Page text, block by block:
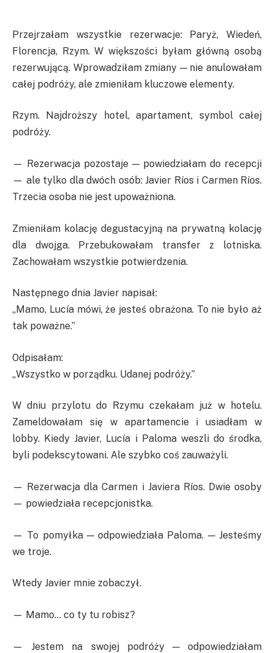
Przejrzałam wszystkie rezerwacje: Paryż, Wiedeń,
Florencja, Rzym. W większości byłam główną osobą
rezerwującą. Wprowadziłam zmiany — nie anulowałam
całej podróży, ale zmieniłam kluczowe elementy.
Rzym. Najdroższy hotel, apartament, symbol całej
podróży.
— Rezerwacja pozostaje — powiedziałam do recepcji
— ale tylko dla dwóch osób: Javier Ríos i Carmen Ríos.
Trzecia osoba nie jest upoważniona.
Zmieniłam kolację degustacyjną na prywatną kolację
dla dwojga. Przebukowałam transfer z lotniska.
Zachowałam wszystkie potwierdzenia.
Następnego dnia Javier napisał:
„Mamo, Lucía mówi, że jesteś obrażona. To nie było aż
tak poważne.”
Odpisałam:
„Wszystko w porządku. Udanej podróży.”
W dniu przylotu do Rzymu czekałam już w hotelu.
Zamel­do­wałam się w apartamencie i usiadłam w
lobby. Kiedy Javier, Lucía i Paloma weszli do środka,
byli podekscytowani. Ale szybko coś zauważyli.
— Rezerwacja dla Carmen i Javiera Ríos. Dwie osoby
— powiedziała recepcjonistka.
— To pomyłka — odpowiedziała Paloma. — Jesteśmy
we troje.
Wtedy Javier mnie zobaczył.
— Mamo… co ty tu robisz?
— Jestem na swojej podróży — odpowiedziałam